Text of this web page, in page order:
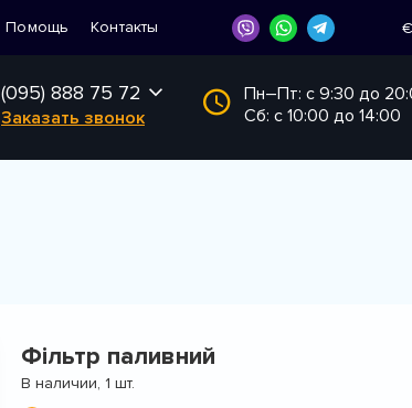
Помощь Контакты
(095) 888 75 72
Заказать звонок
Пн–Пт: с 9:30 до
Сб: с 10:00 до 14:00
Фільтр паливний
В наличии, 1 шт.